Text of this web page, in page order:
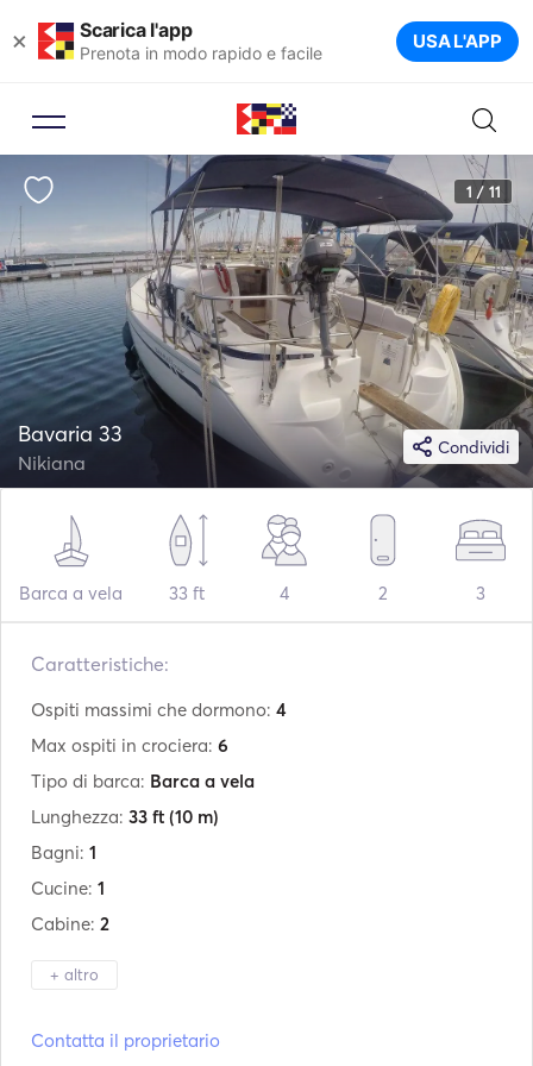
× Scarica l'app
Prenota in modo rapido e facile USA L'APP
1 / 11
Condividi
Bavaria 33
Nikiana
Barca a vela 33 ft 4 2 3
Caratteristiche:
Ospiti massimi che dormono: 4
Max ospiti in crociera: 6
Tipo di barca: Barca a vela
Lunghezza: 33 ft (10 m)
Bagni: 1
Cucine: 1
Cabine: 2
+ altro
Contatta il proprietario